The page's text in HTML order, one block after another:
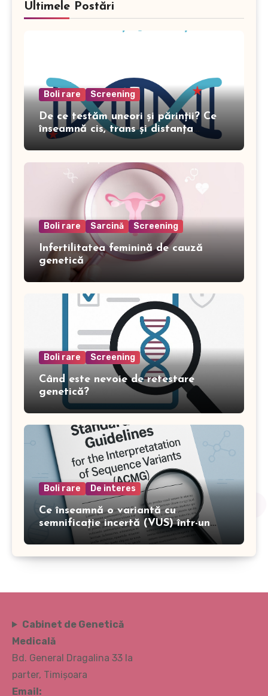
Ultimele Postări
Boli rare Screening
De ce testăm uneori și părinții? Ce
înseamnă cis, trans și distanța
genomică în genetică
Boli rare Sarcină Screening
Infertilitatea feminină de cauză
genetică
Boli rare Screening
Când este nevoie de retestare
genetică?
Boli rare De interes
Ce înseamnă o variantă cu
semnificație incertă (VUS) într-un
test genetic?
Cabinet de Genetică
Medicală
Bd. General Dragalina 33 la
parter, Timișoara
Email: